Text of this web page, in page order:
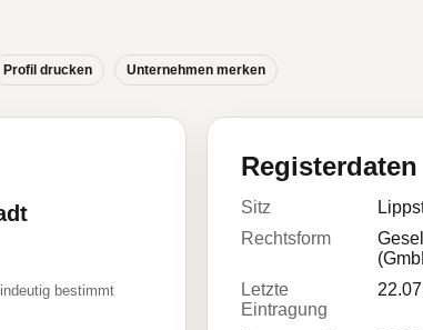
Profil drucken Unternehmen merken
bestimmt
Registerdaten
Sitz
Rechtsform
Letzte
Eintragung